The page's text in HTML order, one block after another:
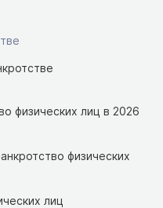
физических лиц в 2026
физических
лиц